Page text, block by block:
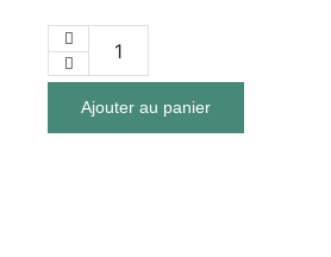
Ajouter au panier